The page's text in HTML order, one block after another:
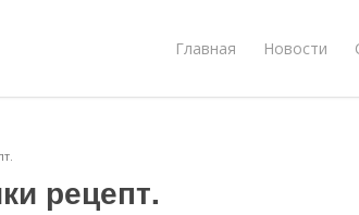
Главная Новости
рецепт.